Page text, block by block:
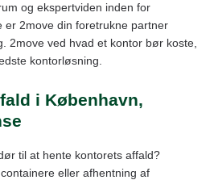
og ekspertviden inden for
er 2move din foretrukne partner
2move ved hvad et kontor bør koste,
kontorløsning.
i København,
til at hente kontorets affald?
eller afhentning af